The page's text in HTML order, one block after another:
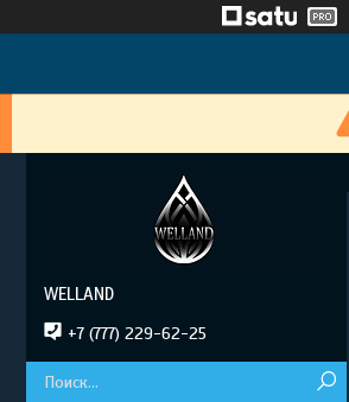
WELLAND
+7 (777) 229-62-25